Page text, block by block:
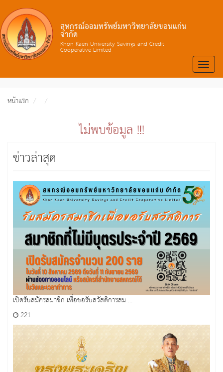
สหกรณ์ออมทรัพย์มหาวิทยาลัยขอนแก่น
จำกัด
Khon Kaen University Savings and Credit
Cooperative Limited
Toggle
หน้าแรก
ไม่พบข้อมูล !!!
ข่าวล่าสุด
เปิดรับสมัครสมาชิก เพื่อขอรับสวัสดิการสม ...
221